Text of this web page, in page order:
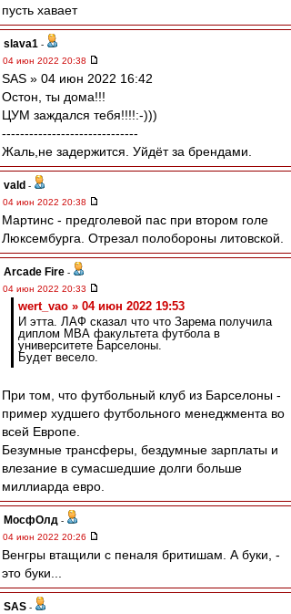
пусть хавает
slava1 -
04 июн 2022 20:38
SAS » 04 июн 2022 16:42
Остон, ты дома!!!
ЦУМ заждался тебя!!!!:-)))
------------------------------
Жаль,не задержится. Уйдёт за брендами.
vald -
04 июн 2022 20:38
Мартинс - предголевой пас при втором голе
Люксембурга. Отрезал полобороны литовской.
Arcade Fire -
04 июн 2022 20:33
wert_vao » 04 июн 2022 19:53
И этта. ЛАФ сказал что что Зарема получила
диплом МВА факультета футбола в
университете Барселоны.
Будет весело.
При том, что футбольный клуб из Барселоны -
пример худшего футбольного менеджмента во
всей Европе.
Безумные трансферы, бездумные зарплаты и
влезание в сумасшедшие долги больше
миллиарда евро.
МосфОлд -
04 июн 2022 20:26
Венгры втащили с пеналя бритишам. А буки, -
это буки...
SAS -